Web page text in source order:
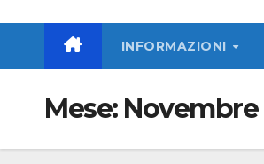
INFORMAZIONI
Mese: Novembre